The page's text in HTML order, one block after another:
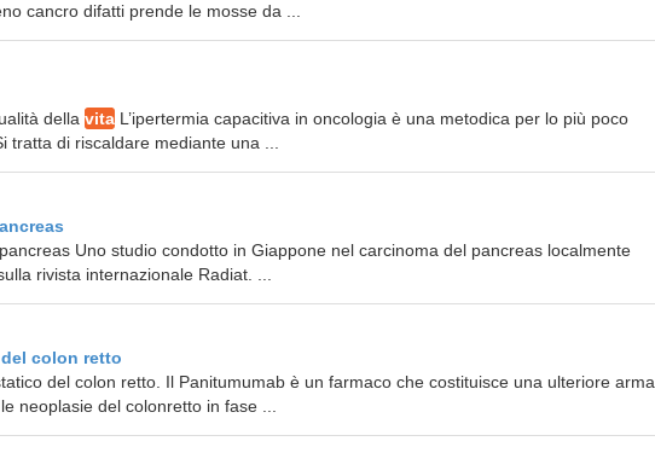
cancro difatti prende le mosse da ...
della vita L’ipertermia capacitiva in oncologia è una metodica per lo più poco
tratta di riscaldare mediante una ...
Uno studio condotto in Giappone nel carcinoma del pancreas localmente
rivista internazionale Radiat. ...
colon retto
del colon retto. Il Panitumumab è un farmaco che costituisce una ulteriore arma
neoplasie del colonretto in fase ...